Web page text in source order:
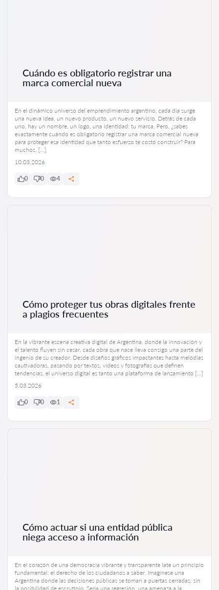
Cuándo es obligatorio registrar una
marca comercial nueva
En el dinámico universo del emprendimiento argentino, cada día surge
una nueva idea, un nuevo producto, un nuevo servicio. Detrás de cada
uno, hay un nombre, un logo, una identidad: tu marca. Pero, ¿sabés
exactamente cuándo es obligatorio registrar una marca comercial nueva
para proteger esa identidad que tanto esfuerzo te costó construir? Para
muchos, […]
10.03.2026
0 0 4
Cómo proteger tus obras digitales frente
a plagios frecuentes
En la vibrante escena creativa digital de Argentina, donde la innovación y
el talento fluyen sin cesar, cada obra que nace lleva consigo una parte del
ingenio de su creador. Desde diseños gráficos impactantes hasta melodías
cautivadoras, pasando por textos, videos y fotografías que definen
tendencias, el universo digital es tanto una plataforma de lanzamiento […]
5.03.2026
0 0 1
Cómo actuar si una entidad pública
niega acceso a información
En el corazón de una democracia vibrante y transparente late un principio
fundamental: el derecho de los ciudadanos a saber. Imagínese una
Argentina donde las decisiones públicas se toman a puertas cerradas, sin
la posibilidad de escrutinio. Sería una regresión, una amenaza a la